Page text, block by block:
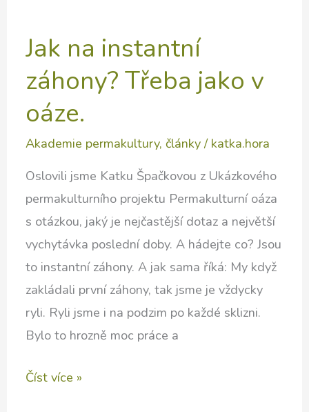
Jak na instantní
záhony? Třeba jako v
oáze.
Akademie permakultury,články/ katka.hora
Oslovili jsme Katku Špačkovou z Ukázkového
permakulturního projektu Permakulturní oáza
s otázkou, jaký je nejčastější dotaz a největší
vychytávka poslední doby. A hádejte co? Jsou
to instantní záhony. A jak sama říká: My když
zakládali první záhony, tak jsme je vždycky
ryli. Ryli jsme i na podzim po každé sklizni.
Bylo to hrozně moc práce a
Jak
Číst více »